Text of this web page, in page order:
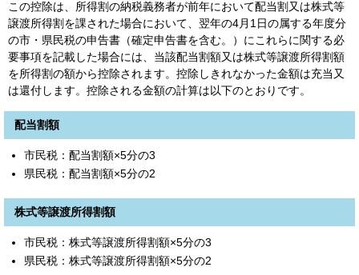
この控除は、所得割の納税義務者が前年において配当割又は株式等
譲渡所得割を課された場合において、翌年の4月1日の属する年度分
の市・県民税の申告書（確定申告書を含む。）にこれらに関する必
要事項を記載した場合には、当該配当割額又は株式等譲渡所得割額
を所得割の額から控除されます。控除しきれなかった金額は充当又
は還付します。控除される金額の計算は以下のとおりです。
配当割額
市民税：配当割額×5分の3
県民税：配当割額×5分の2
株式等譲渡所得割額
市民税：株式等譲渡所得割額×5分の3
県民税：株式等譲渡所得割額×5分の2